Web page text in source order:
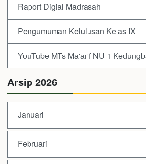
Raport Digial Madrasah
Pengumuman Kelulusan Kelas IX
YouTube MTs Ma'arif NU 1
Arsip 2026
Januari
Februari